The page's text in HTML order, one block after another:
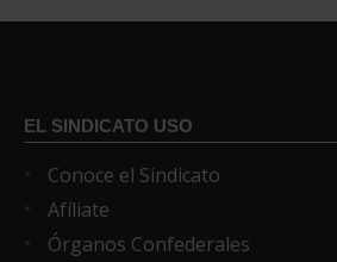
EL SINDICATO USO
Conoce el Sindicato
Afíliate
Órganos Confederales